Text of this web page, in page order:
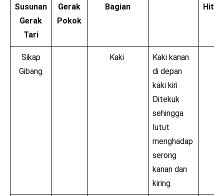
Susunan
Gerak
Tari
Gerak
Pokok
Bagian Hit
Sikap
Gibang
Kaki
Kaki kanan
di depan
kaki kiri
Ditekuk
sehingga
lutut
menghadap
serong
kanan dan
kiring